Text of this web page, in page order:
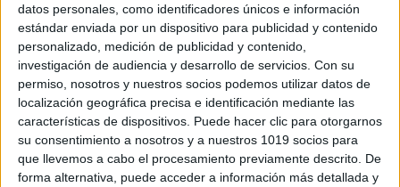
datos personales, como identificadores únicos e información
estándar enviada por un dispositivo para publicidad y contenido
personalizado, medición de publicidad y contenido,
investigación de audiencia y desarrollo de servicios. Con su
permiso, nosotros y nuestros socios podemos utilizar datos de
localización geográfica precisa e identificación mediante las
características de dispositivos. Puede hacer clic para otorgarnos
su consentimiento a nosotros y a nuestros 1019 socios para
que llevemos a cabo el procesamiento previamente descrito. De
forma alternativa, puede acceder a información más detallada y